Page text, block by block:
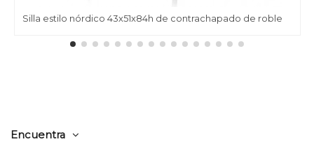
Silla estilo nórdico 43x51x84h de contrachapado de roble
Encuentra